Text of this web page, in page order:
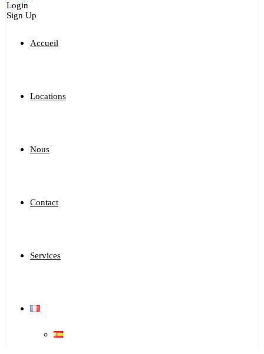
Login
Sign Up
Accueil
Locations
Nous
Contact
Services